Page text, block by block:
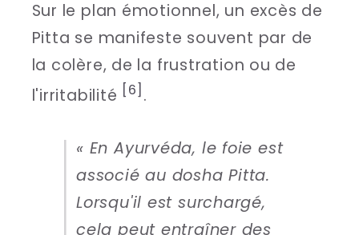
Sur le plan émotionnel, un excès de
Pitta se manifeste souvent par de
la colère, de la frustration ou de
l'irritabilité [6] .
« En Ayurvéda, le foie est
associé au dosha Pitta.
Lorsqu'il est surchargé,
cela peut entraîner des